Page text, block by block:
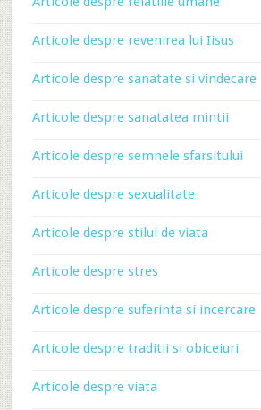
Articole despre revenirea lui Iisus
Articole despre sanatate si vindecare
Articole despre sanatatea mintii
Articole despre semnele sfarsitului
Articole despre sexualitate
Articole despre stilul de viata
Articole despre stres
Articole despre suferinta si incercare
Articole despre traditii si obiceiuri
Articole despre viata